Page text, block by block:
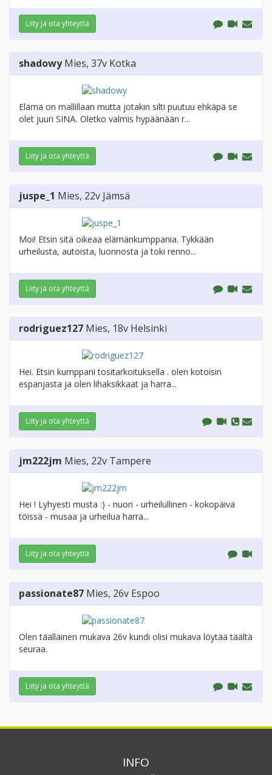
Liity ja ota yhteyttä
shadowy Mies, 37v Kotka
Elämä on mallillaan mutta jotakin silti puutuu ehkäpä se
olet juuri SINÄ. Oletko valmis hypäänään r...
Liity ja ota yhteyttä
juspe_1 Mies, 22v Jämsä
Moi! Etsin sitä oikeaa elämänkumppania. Tykkään
urheilusta, autoista, luonnosta ja toki renno...
Liity ja ota yhteyttä
rodriguez127 Mies, 18v Helsinki
Hei. Etsin kumppani tositarkoituksella . olen kotoisin
espanjasta ja olen lihaksikkaat ja harra...
Liity ja ota yhteyttä
jm222jm Mies, 22v Tampere
Hei ! Lyhyesti musta :) - nuori - urheilullinen - kokopäivä
töissä - musaa ja urheilua harra...
Liity ja ota yhteyttä
passionate87 Mies, 26v Espoo
Olen täälläinen mukava 26v kundi olisi mukava löytää täältä
seuraa.
Liity ja ota yhteyttä
INFO